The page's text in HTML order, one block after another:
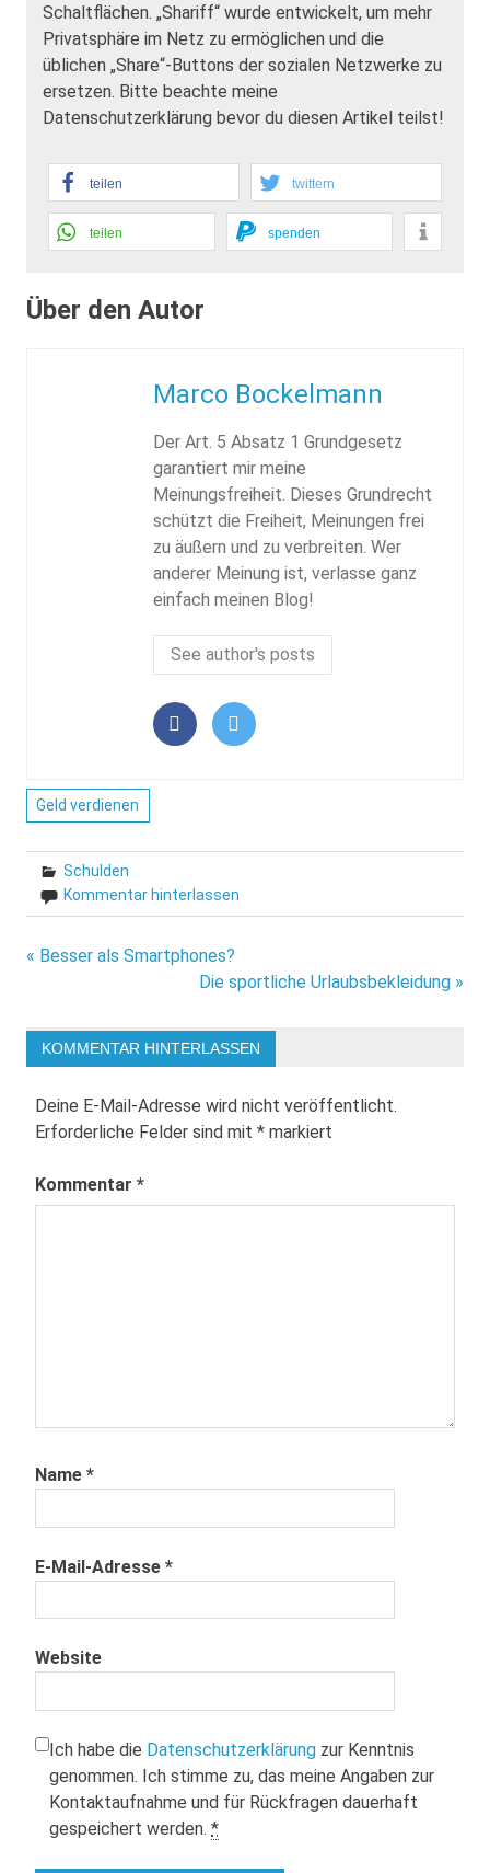
Schaltflächen. „Shariff“ wurde entwickelt, um mehr
Privatsphäre im Netz zu ermöglichen und die
üblichen „Share“-Buttons der sozialen Netzwerke zu
ersetzen. Bitte beachte meine
Datenschutzerklärung bevor du diesen Artikel teilst!
teilen twittern
teilen spenden
Über den Autor
Marco Bockelmann
Der Art. 5 Absatz 1 Grundgesetz
garantiert mir meine
Meinungsfreiheit. Dieses Grundrecht
schützt die Freiheit, Meinungen frei
zu äußern und zu verbreiten. Wer
anderer Meinung ist, verlasse ganz
einfach meinen Blog!
See author's posts
Geld verdienen
Schulden
Kommentar hinterlassen
Beitragsnavigation
« Besser als Smartphones?
Die sportliche Urlaubsbekleidung »
KOMMENTAR HINTERLASSEN
Deine E-Mail-Adresse wird nicht veröffentlicht.
Erforderliche Felder sind mit * markiert
Kommentar *
Name *
E-Mail-Adresse *
Website
Ich habe die Datenschutzerklärung zur Kenntnis
genommen. Ich stimme zu, das meine Angaben zur
Kontaktaufnahme und für Rückfragen dauerhaft
gespeichert werden. *